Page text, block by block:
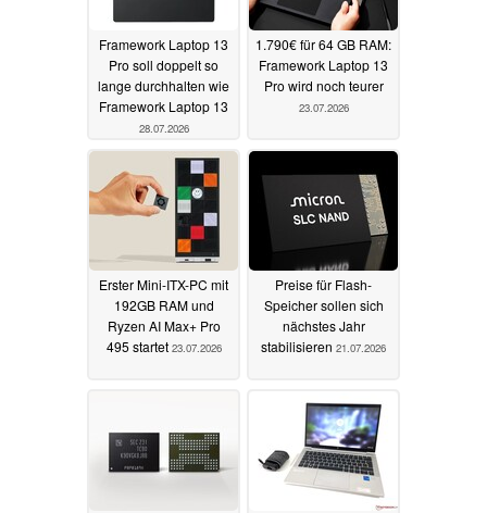
Framework Laptop 13
Pro soll doppelt so
lange durchhalten wie
Framework Laptop 13
28.07.2026
1.790€ für 64 GB RAM:
Framework Laptop 13
Pro wird noch teurer
23.07.2026
Erster Mini-ITX-PC mit
192GB RAM und
Ryzen AI Max+ Pro
495 startet 23.07.2026
Preise für Flash-
Speicher sollen sich
nächstes Jahr
stabilisieren 21.07.2026